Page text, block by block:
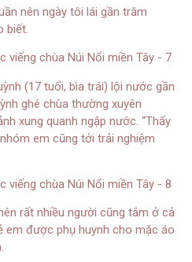
nên ngày tôi lái gần trăm
biết.
(17 tuổi, bìa trái) lội nước gần
ghé chùa thường xuyên
xung quanh ngập nước. “Thấy
em cũng tới trải nghiệm
rất nhiều người cũng tắm ở cả
em được phụ huynh cho mặc áo